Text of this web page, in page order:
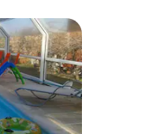
гостите